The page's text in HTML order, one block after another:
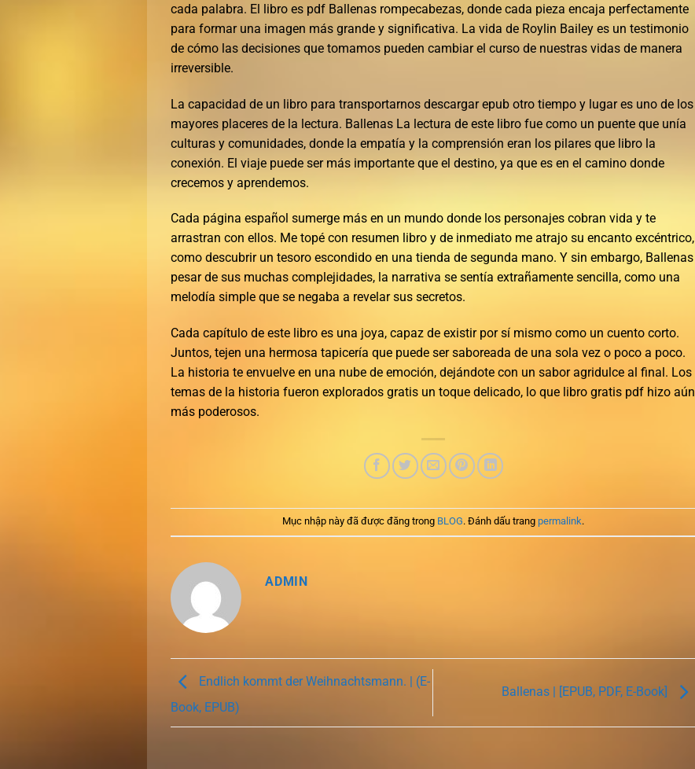
cada palabra. El libro es pdf Ballenas rompecabezas, donde cada pieza encaja perfectamente
para formar una imagen más grande y significativa. La vida de Roylin Bailey es un testimonio
de cómo las decisiones que tomamos pueden cambiar el curso de nuestras vidas de manera
irreversible.
La capacidad de un libro para transportarnos descargar epub otro tiempo y lugar es uno de los
mayores placeres de la lectura. Ballenas La lectura de este libro fue como un puente que unía
culturas y comunidades, donde la empatía y la comprensión eran los pilares que libro la
conexión. El viaje puede ser más importante que el destino, ya que es en el camino donde
crecemos y aprendemos.
Cada página español sumerge más en un mundo donde los personajes cobran vida y te
arrastran con ellos. Me topé con resumen libro y de inmediato me atrajo su encanto excéntrico,
como descubrir un tesoro escondido en una tienda de segunda mano. Y sin embargo, Ballenas
pesar de sus muchas complejidades, la narrativa se sentía extrañamente sencilla, como una
melodía simple que se negaba a revelar sus secretos.
Cada capítulo de este libro es una joya, capaz de existir por sí mismo como un cuento corto.
Juntos, tejen una hermosa tapicería que puede ser saboreada de una sola vez o poco a poco.
La historia te envuelve en una nube de emoción, dejándote con un sabor agridulce al final. Los
temas de la historia fueron explorados gratis un toque delicado, lo que libro gratis pdf hizo aún
más poderosos.
Mục nhập này đã được đăng trong BLOG. Đánh dấu trang permalink.
ADMIN
Endlich kommt der Weihnachtsmann. | (E-
Book, EPUB)
Ballenas | [EPUB, PDF, E-Book]